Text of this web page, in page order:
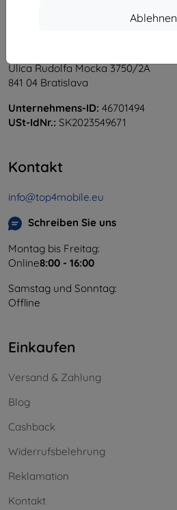
Ablehnen
Ulica Rudolfa Mocka 3750/2A
841 04 Bratislava
Unternehmens-ID: 46701494
USt-IdNr.: SK2023549671
Kontakt
info@top4mobile.eu
Schreiben Sie uns
Montag bis Freitag:
Online8:00 - 16:00
Samstag und Sonntag:
Offline
Einkaufen
Versand & Zahlung
Blog
Cashback
Widerrufsbelehrung
Reklamation
Kontakt